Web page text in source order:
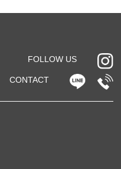
マ取り(脱脂のみ)
＋脂肪注入
FOLLOW US
CONTACT